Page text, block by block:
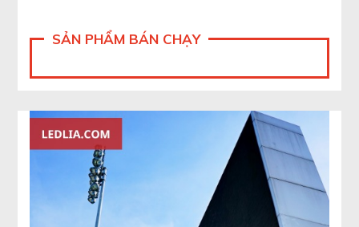
SẢN PHẨM BÁN CHẠY